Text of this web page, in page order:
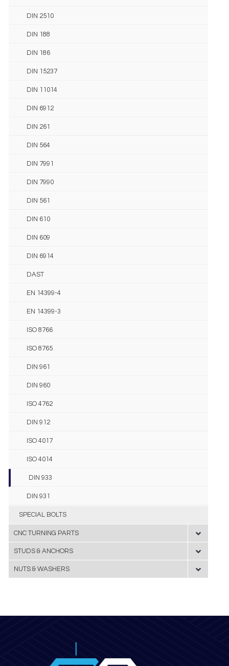
DIN 2510
DIN 188
DIN 186
DIN 15237
DIN 11014
DIN 6912
DIN 261
DIN 564
DIN 7991
DIN 7990
DIN 561
DIN 610
DIN 609
DIN 6914
DAST
EN 14399-4
EN 14399-3
ISO 8766
ISO 8765
DIN 961
DIN 960
ISO 4762
DIN 912
ISO 4017
ISO 4014
DIN 933
DIN 931
SPECIAL BOLTS
CNC TURNING PARTS
STUDS & ANCHORS
NUTS & WASHERS